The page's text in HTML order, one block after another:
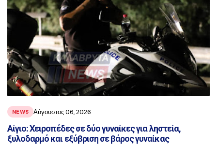
NEWS Αύγουστος 06, 2026
Αίγιο: Χειροπέδες σε δύο γυναίκες για ληστεία,
ξυλοδαρμό και εξύβριση σε βάρος γυναίκας